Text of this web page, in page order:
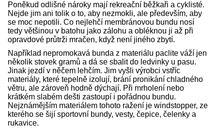
Poněkud odlišné nároky mají rekreační běžkaři a cyklisté.
Nejde jim ani tolik o to, aby nezmokli, ale především, aby
se moc nepotili. Co nejlehčí membránovou bundu nosí
tedy většinou v batohu jako zálohu a obléknou ji až při
opravdové průtrži mračen, když není jiného zbytí.
Například nepromokavá bunda z materiálu paclite váží jen
několik stovek gramů a dá se sbalit do ledvinky u pasu.
Jinak jezdí v něčem lehčím. Jim vyšli výrobci vstříc
materiály, které tepelně izolují, brání pronikání chladného
větru, ale zároveň hodně dýchají. Při mrholení nebo
krátkém slabém dešti zastoupí i pořádnou bundu.
Nejznámějším materiálem tohoto ražení je windstopper, ze
kterého se šijí sportovní bundy, vesty, čepice, čelenky a
rukavice.